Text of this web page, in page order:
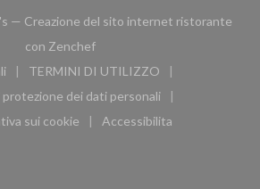
— Creazione del sito internet ristorante
con Zenchef((apre una nuova finestra))
una nuova finestra))
TERMINI DI UTILIZZO
((apre una nuova finestra))
protezione dei dati personali
((apre una nuova finestra))
sui cookie
((apre una nuova finestra))
Accessibilita